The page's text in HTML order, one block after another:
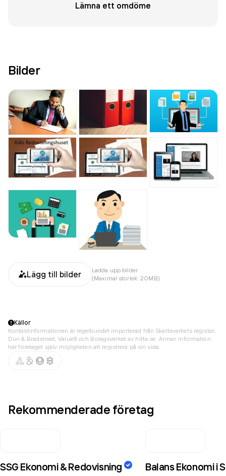
Lämna ett omdöme
Bilder
Lägg till bilder
Ladda upp bilder
(Maximal storlek: 20MB)
Källor
Kontaktinformationen är regelbundet importerad från Skatteverkets register,
Dun & Bradstreet, Value8 och Bolagsverket av hitta.se. Annan information
har företaget själv möjligheten att registrera på sin sida.
Rekommenderade företag
SSG Ekonomi & Redovisning Balans Ekonomi i